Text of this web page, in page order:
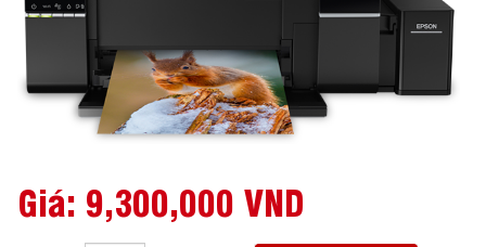
Giá: 9,300,000 VND